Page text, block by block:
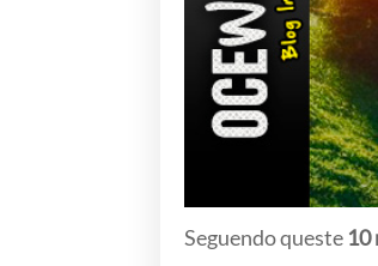
Seguendo queste 10